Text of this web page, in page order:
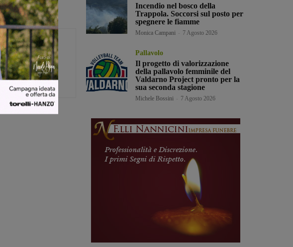
Incendio nel bosco della
Trappola. Soccorsi sul posto per
spegnere le fiamme
Monica Campani 7 Agosto 2026
Pallavolo
Il progetto di valorizzazione
della pallavolo femminile del
Valdarno Project pronto per la
sua seconda stagione
Michele Bossini 7 Agosto 2026